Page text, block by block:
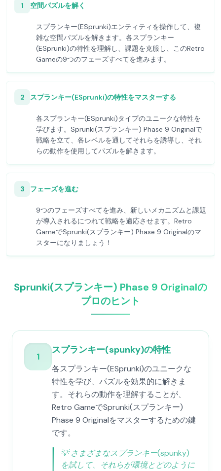
1 空間パズルを解く
スプランキー(ESprunki)エンティティを操作して、複
雑な空間パズルを解きます。各スプランキー
(ESprunki)の特性を理解し、課題を克服し、このRetro
Gameの9つのフェーズすべてを進みます。
2 スプランキー(ESprunki)の特性をマスターする
各スプランキー(ESprunki)タイプのユニークな特性を
学びます。Sprunki(スプランキー) Phase 9 Originalで
戦略を立て、各レベルを通してそれらを誘導し、それ
らの動作を使用してパズルを解きます。
3 フェーズを進む
9つのフェーズすべてを進み、新しいメカニズムと課題
が導入されるにつれて戦略を適応させます。Retro
GameでSprunki(スプランキー) Phase 9 Originalのマ
スターになりましょう！
Sprunki(スプランキー) Phase 9 Originalの
プロのヒント
1
スプランキー(spunky)の特性
各スプランキー(ESprunki)のユニークな
特性を学び、パズルを効果的に解きま
す。それらの動作を理解することが、
Retro GameでSprunki(スプランキー)
Phase 9 Originalをマスターするための鍵
です。
💡さまざまなスプランキー(spunky)
を試して、それらが環境とどのように